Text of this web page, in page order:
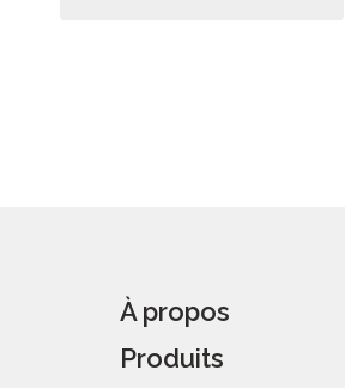
À propos
Produits